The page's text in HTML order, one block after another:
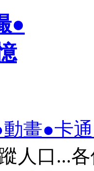
畫●卡
人口...